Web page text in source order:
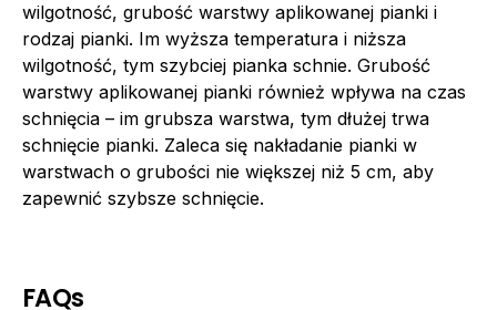
wilgotność, grubość warstwy aplikowanej pianki i
rodzaj pianki. Im wyższa temperatura i niższa
wilgotność, tym szybciej pianka schnie. Grubość
warstwy aplikowanej pianki również wpływa na czas
schnięcia – im grubsza warstwa, tym dłużej trwa
schnięcie pianki. Zaleca się nakładanie pianki w
warstwach o grubości nie większej niż 5 cm, aby
zapewnić szybsze schnięcie.
FAQs